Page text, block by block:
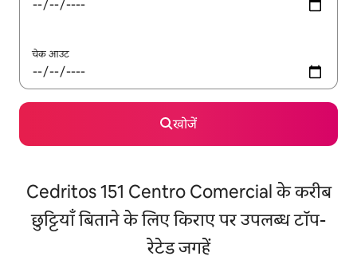
चेक आउट
खोजें
Cedritos 151 Centro Comercial के करीब
छुट्टियाँ बिताने के लिए किराए पर उपलब्ध टॉप-
रेटेड जगहें